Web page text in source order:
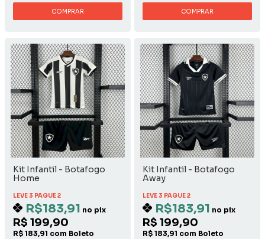
COMPRAR COMPRAR
Kit Infantil - Botafogo
Home
LEVE 3 PAGUE 2
R$183,91 no pix
R$ 199,90
R$ 183,91 com Boleto
Kit Infantil - Botafogo
Away
LEVE 3 PAGUE 2
R$183,91 no pix
R$ 199,90
R$ 183,91 com Boleto